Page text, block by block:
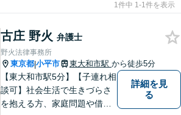
1件中 1-1件を表示
古庄 野火 弁護士
野火法律事務所
東京都|小平市 東大和市駅 から徒歩5分
【東大和市駅5分】【子連れ相
談可】社会生活で生きづらさ
を抱える方、家庭問題や借金
詳細を見
る